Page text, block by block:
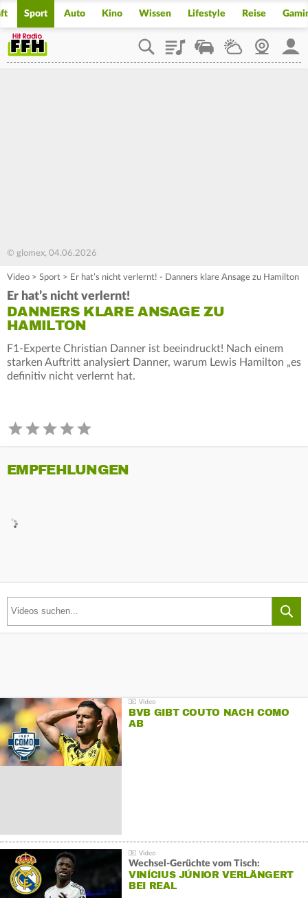
Sport Auto Kino Wissen Lifestyle Reise
PlaylistStaupilotWetterWebcam
© glomex, 04.06.2026
Video > Sport > Er hat’s nicht verlernt! - Danners klare Ansage zu Hamilton
Er hat’s nicht verlernt!
DANNERS KLARE ANSAGE ZU
HAMILTON
F1-Experte Christian Danner ist beeindruckt! Nach einem
starken Auftritt analysiert Danner, warum Lewis Hamilton „es
definitiv nicht verlernt hat.
EMPFEHLUNGEN
BVB GIBT COUTO NACH COMO
AB
Wechsel-Gerüchte vom Tisch:
VINÍCIUS JÚNIOR VERLÄNGERT
BEI REAL